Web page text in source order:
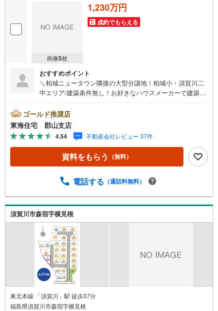
画像5枚
1,230万円
成約でもらえる
おすすめポイント
＼柏城ニュータウン隣接の大型分譲地！柏城小・須賀川二
中エリア/建築条件無し！お好きなハウスメーカーで建築可
良好！この機会に是非お問い合わせください。
ゴールド推奨店
東海住宅 郡山支店
4.54 不動産会社レビュー 37件
資料をもらう （無料）
電話する （通話料無料）
須賀川市森宿字横見根
東北本線 「須賀川」駅 徒歩37分
福島県須賀川市森宿字横見根